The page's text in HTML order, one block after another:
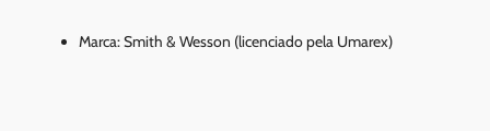
Marca: Smith & Wesson (licenciado pela Umarex)